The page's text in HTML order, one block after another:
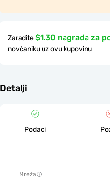
Zaradite$1.30 nagrada za
novčaniku uz ovu kupovinu
Detalji
Podaci
Mreža